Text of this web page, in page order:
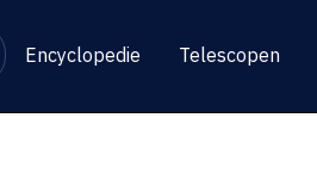
Encyclopedie Telescopen